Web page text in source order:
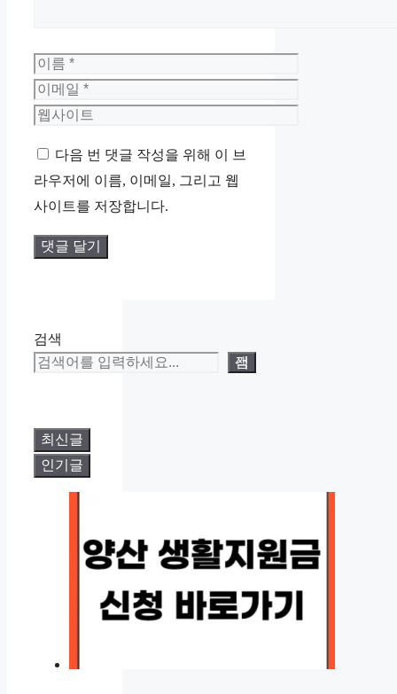
이
름
이
메
웹
트
다음 번 댓글 작성을 위해 이 브
라우저에 이름, 이메일, 그리고 웹
사이트를 저장합니다.
검색
검색
최신글
인기글